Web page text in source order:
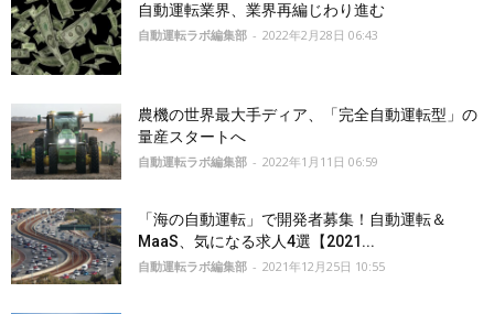
自動運転業界、業界再編じわり進む
自動運転ラボ編集部 - 2022年2月28日 06:43
農機の世界最大手ディア、「完全自動運転型」の
量産スタートへ
自動運転ラボ編集部 - 2022年1月11日 06:59
「海の自動運転」で開発者募集！自動運転＆
MaaS、気になる求人4選【2021...
自動運転ラボ編集部 - 2021年12月25日 10:55